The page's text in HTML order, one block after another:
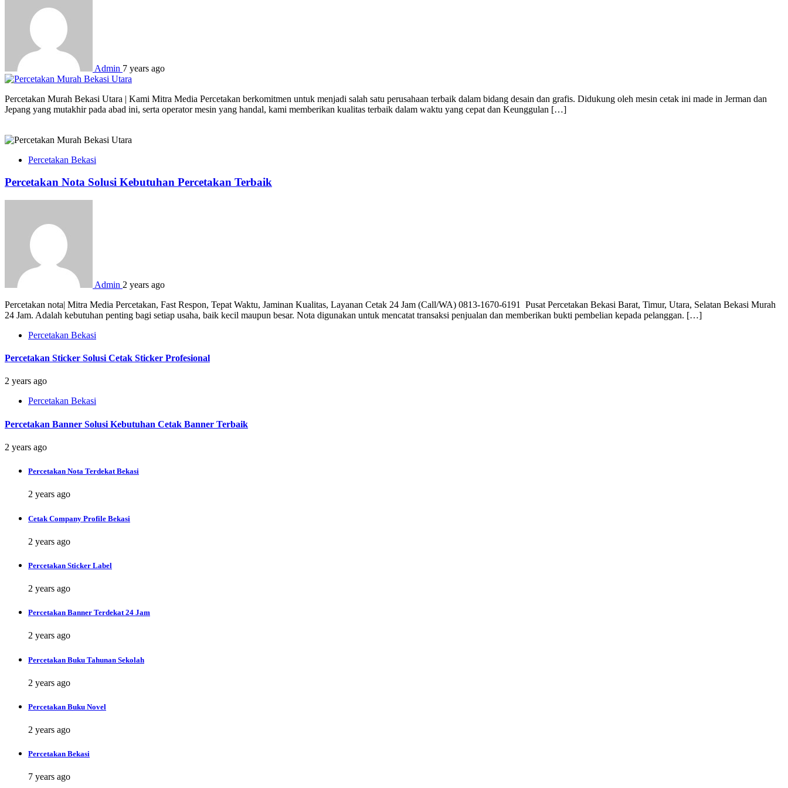
Admin 7 years ago
Percetakan Murah Bekasi Utara | Kami Mitra Media Percetakan berkomitmen untuk menjadi salah satu perusahaan terbaik dalam bidang desain dan grafis. Didukung oleh mesin cetak ini made in Jerman dan
Jepang yang mutakhir pada abad ini, serta operator mesin yang handal, kami memberikan kualitas terbaik dalam waktu yang cepat dan Keunggulan […]
Percetakan Bekasi
Percetakan Nota Solusi Kebutuhan Percetakan Terbaik
Admin 2 years ago
Percetakan nota| Mitra Media Percetakan, Fast Respon, Tepat Waktu, Jaminan Kualitas, Layanan Cetak 24 Jam (Call/WA) 0813-1670-6191 Pusat Percetakan Bekasi Barat, Timur, Utara, Selatan Bekasi Murah
24 Jam. Adalah kebutuhan penting bagi setiap usaha, baik kecil maupun besar. Nota digunakan untuk mencatat transaksi penjualan dan memberikan bukti pembelian kepada pelanggan. […]
Percetakan Bekasi
Percetakan Sticker Solusi Cetak Sticker Profesional
2 years ago
Percetakan Bekasi
Percetakan Banner Solusi Kebutuhan Cetak Banner Terbaik
2 years ago
Percetakan Nota Terdekat Bekasi
2 years ago
Cetak Company Profile Bekasi
2 years ago
Percetakan Sticker Label
2 years ago
Percetakan Banner Terdekat 24 Jam
2 years ago
Percetakan Buku Tahunan Sekolah
2 years ago
Percetakan Buku Novel
2 years ago
Percetakan Bekasi
7 years ago